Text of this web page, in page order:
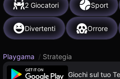
2 Giocatori Sport
Divertenti Orrore
Playgama / Strategia
Giochi sul tuo